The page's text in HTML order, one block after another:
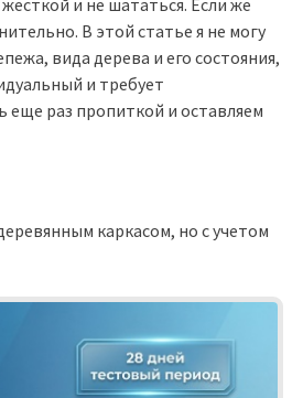
и не шататься. Если же
В этой статье я не могу
вида дерева и его состояния,
и требует
раз пропиткой и оставляем
каркасом, но с учетом